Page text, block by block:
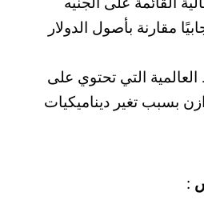
مقارنة بأصول الدولار
التي تحتوي على
بسبب تغير ديناميكيات
: